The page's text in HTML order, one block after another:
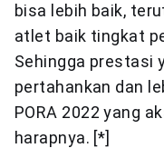
bisa lebih baik,
atlet baik tingkat
Sehingga prestasi
pertahankan dan
PORA 2022 yang
harapnya. [*]